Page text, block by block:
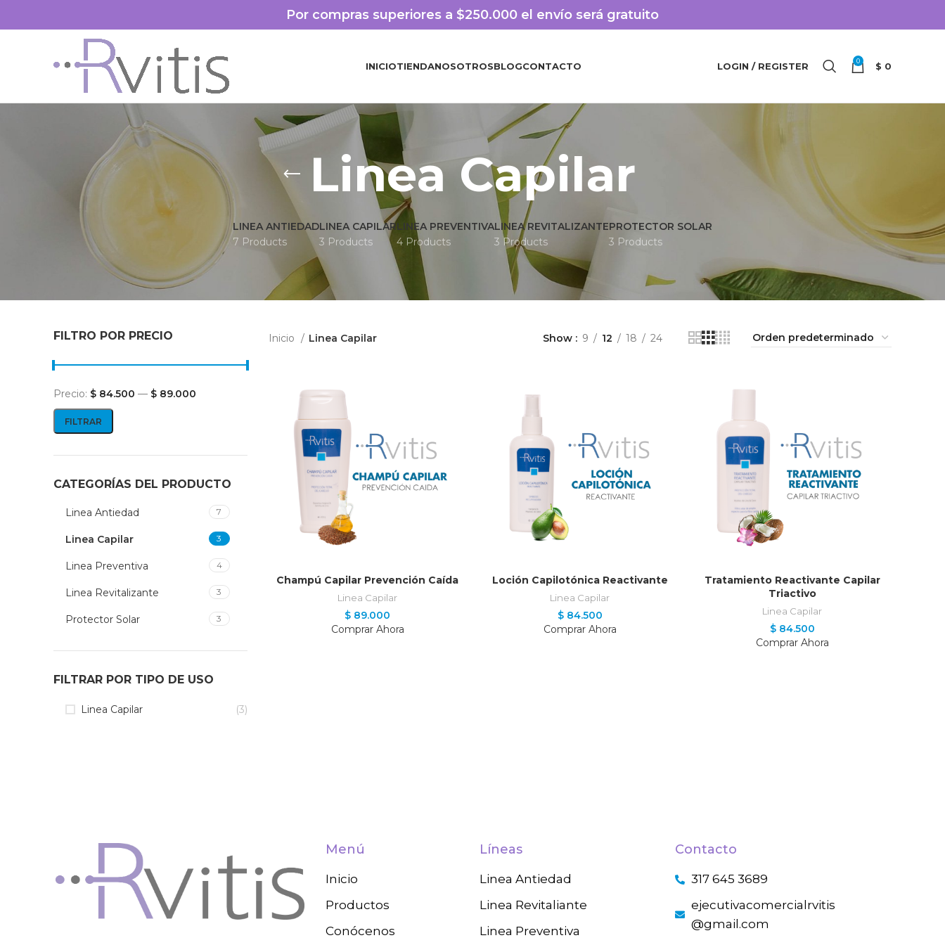
Por compras superiores a $250.000 el envío será gratuito
INICIOTIENDANOSOTROSBLOGCONTACTO LOGIN / REGISTER 0 $ 0
Linea Capilar
LINEA ANTIEDAD
7 Products
LINEA CAPILAR
3 Products
LINEA PREVENTIVA
4 Products
LINEA REVITALIZANTE
3 Products
PROTECTOR SOLAR
3 Products
FILTRO POR PRECIO
FILTRAR
Precio: $ 84.500 — $ 89.000
CATEGORÍAS DEL PRODUCTO
Linea Antiedad 7
Linea Capilar 3
Linea Preventiva 4
Linea Revitalizante 3
Protector Solar 3
FILTRAR POR TIPO DE USO
Linea Capilar (3)
Inicio Linea Capilar Show 9 12 18 24
AÑADIR AL CARRITO
Champú Capilar Prevención Caída
Linea Capilar
$ 89.000
Comprar Ahora
AÑADIR AL CARRITO
Loción Capilotónica Reactivante
Linea Capilar
$84.500
Comprar Ahora
AÑADIR AL CARRITO
Tratamiento Reactivante Capilar
Triactivo
Linea Capilar
$84.500
Comprar Ahora
Menú
Inicio
Productos
Conócenos
Líneas
Linea Antiedad
Linea Revitaliante
Linea Preventiva
Contacto
317 645 3689
ejecutivacomercialrvitis
@gmail.com